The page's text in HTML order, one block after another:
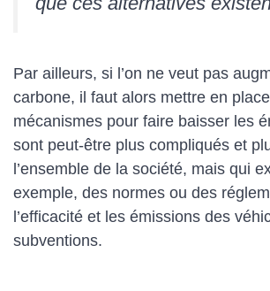
Par ailleurs, si l’on ne veut pas
carbone, il faut alors mettre en
mécanismes pour faire baisser les
sont peut-être plus compliqués et
l’ensemble de la société, mais qui
exemple, des normes ou des
l’efficacité et les émissions des
subventions.